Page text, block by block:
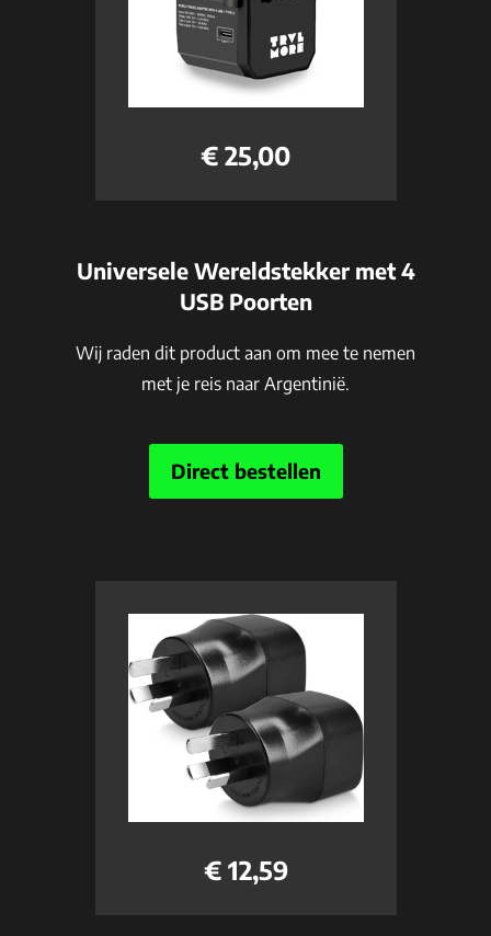
€ 25,00
Universele Wereldstekker met 4
USB Poorten
Wij raden dit product aan om mee te nemen
met je reis naar Argentinië.
Direct bestellen
€ 12,59